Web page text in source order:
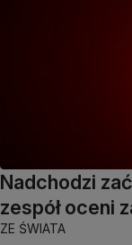
Nadchodzi
zespół oceni
ZE ŚWIATA